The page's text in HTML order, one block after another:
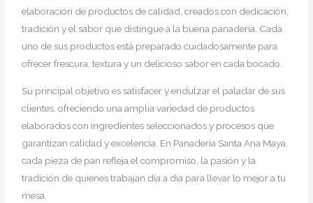
elaboración de productos de calidad, creados con dedicación,
tradición y el sabor que distingue a la buena panadería. Cada
uno de sus productos está preparado cuidadosamente para
ofrecer frescura, textura y un delicioso sabor en cada bocado.
Su principal objetivo es satisfacer y endulzar el paladar de sus
clientes, ofreciendo una amplia variedad de productos
elaborados con ingredientes seleccionados y procesos que
garantizan calidad y excelencia. En Panadería Santa Ana Maya,
cada pieza de pan refleja el compromiso, la pasión y la
tradición de quienes trabajan día a día para llevar lo mejor a tu
mesa.